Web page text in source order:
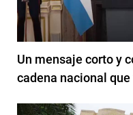
Un mensaje corto y
cadena nacional